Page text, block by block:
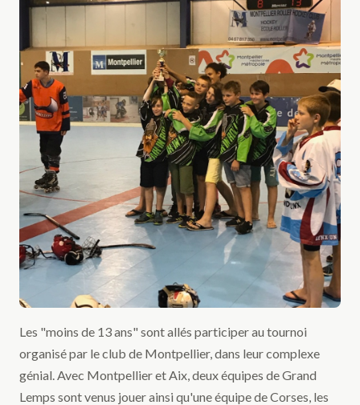
Les "moins de 13 ans" sont allés participer au tournoi
organisé par le club de Montpellier, dans leur complexe
génial. Avec Montpellier et Aix, deux équipes de Grand
Lemps sont venus jouer ainsi qu'une équipe de Corses, les